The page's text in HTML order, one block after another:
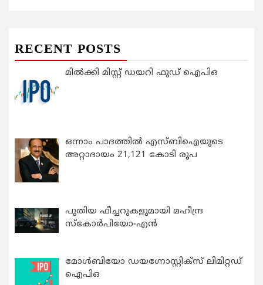
RECENT POSTS
മിൽക്കി മിസ്റ്റ് ഡയറി ഫുഡ് ഐപിഒ
ഒന്നാം പാദത്തിൽ എസ്ബിഐയുടെ
അറ്റാദായം 21,121 കോടി രൂപ
പുതിയ ഫീച്ചറുകളുമായി മഹീന്ദ്ര
സ്കോർപിയോ-എൻ
മോൾബിയോ ഡയഗ്നോസ്റ്റിക്സ് ലിമിറ്റഡ്
ഐപിഒ